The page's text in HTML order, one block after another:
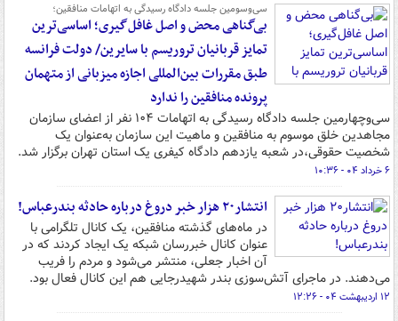
سی‌وسومین جلسه دادگاه رسیدگی به اتهامات منافقین؛
بی‌گناهی محض و اصل غافل‌گیری؛ اساسی‌ترین
تمایز قربانیان تروریسم با سایرین/ دولت فرانسه
طبق مقررات بین‌المللی اجازه میزبانی از متهمان
پرونده منافقین را ندارد
سی‌وچهارمین جلسه دادگاه رسیدگی به اتهامات ۱۰۴ نفر از اعضای سازمان
مجاهدین خلق موسوم به منافقین و ماهیت این سازمان به‌عنوان یک
شخصیت حقوقی،در شعبه یازدهم دادگاه کیفری یک استان تهران برگزار شد.
۶ خرداد ۰۴ - ۱۰:۳۶
انتشار۲۰ هزار خبر دروغ درباره حادثه بندرعباس!
در ماه‌های گذشته منافقین، یک کانال تلگرامی با
عنوان کانال خبررسان شبکه یک ایجاد کردند که در
آن اخبار جعلی، منتشر می‌شود و مردم را فریب
می‌دهند. در ماجرای آتش‌سوزی بندر شهیدرجایی هم این کانال فعال بود.
۱۲ اردیبهشت ۰۴ - ۱۲:۲۶